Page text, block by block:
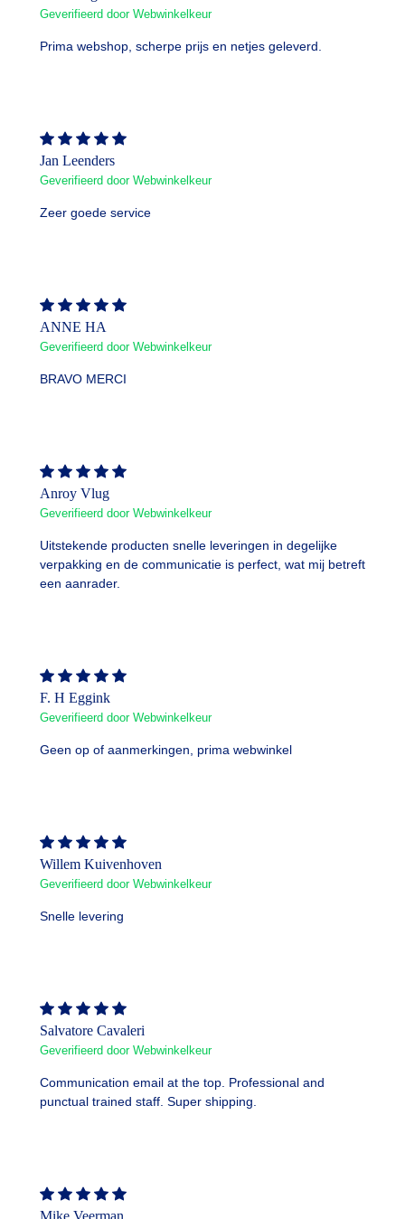
Geverifieerd door Webwinkelkeur
Prima webshop, scherpe prijs en netjes geleverd.
Jan Leenders
Geverifieerd door Webwinkelkeur
Zeer goede service
ANNE HA
Geverifieerd door Webwinkelkeur
BRAVO MERCI
Anroy Vlug
Geverifieerd door Webwinkelkeur
Uitstekende producten snelle leveringen in degelijke
verpakking en de communicatie is perfect, wat mij betreft
een aanrader.
F. H Eggink
Geverifieerd door Webwinkelkeur
Geen op of aanmerkingen, prima webwinkel
Willem Kuivenhoven
Geverifieerd door Webwinkelkeur
Snelle levering
Salvatore Cavaleri
Geverifieerd door Webwinkelkeur
Communication email at the top. Professional and
punctual trained staff. Super shipping.
Mike Veerman